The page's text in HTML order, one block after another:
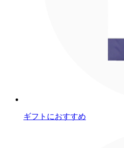
ギフトにおすすめ